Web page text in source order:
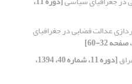
عدالت فضایی در جغرافیای
[دوره 11، شماره 40، 1394،